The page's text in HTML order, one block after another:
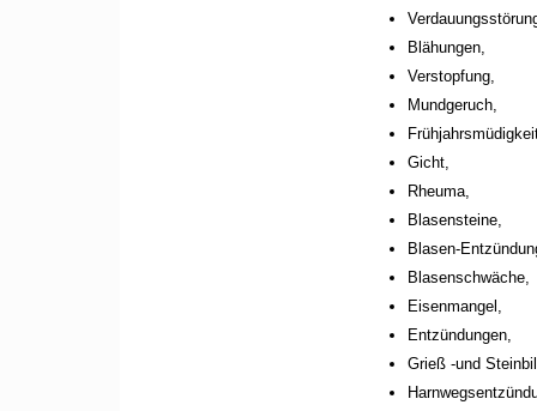
Blähungen,
Verstopfung,
Mundgeruch,
Gicht,
Rheuma,
Blasensteine,
Blasen-
Blasenschwäche,
Eisenmangel,
Entzündungen,
Grieß -und